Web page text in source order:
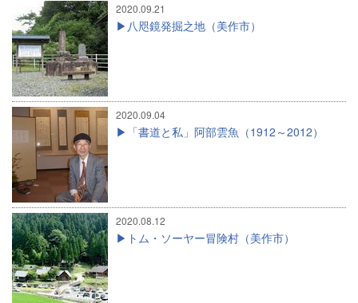
2020.09.21
八咫鏡発掘之地（美作市）
2020.09.04
「書道と私」阿部雲魚（1912～2012）
2020.08.12
トム・ソーヤー冒険村（美作市）